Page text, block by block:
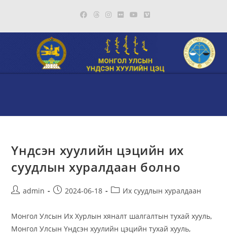
content
Үндсэн хуулийн цэцийн их
суудлын хуралдаан болно
Postadmin
Post2024-06-18
PostИх суудлын хуралдаан
Монгол Улсын Их Хурлын хяналт шалгалтын тухай хууль,
Монгол Улсын Үндсэн хуулийн цэцийн тухай хууль,